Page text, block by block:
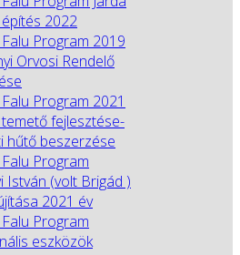
2022
Program 2019
Orvosi Rendelő
Program 2021
temető fejlesztése-
hűtő beszerzése
Program
István (volt Brigád )
2021 év
Program
eszközök